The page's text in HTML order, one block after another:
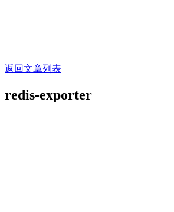
返回文章列表
redis-exporter